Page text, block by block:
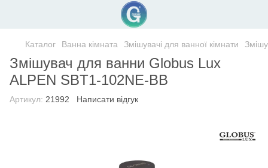
Каталог Ванна кімната Змішувачі для ванної кімнати
Змішувач для ванни Globus Lux
ALPEN SBT1-102NE-BB
Артикул: 21992 Написати відгук